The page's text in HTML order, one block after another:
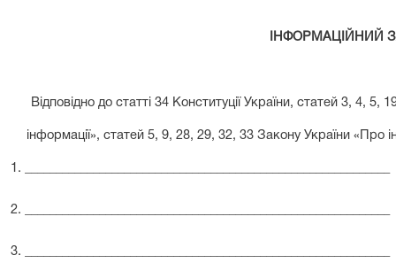
ІНФОРМАЦІЙНИЙ
Відповідно до статті 34 Конституції України, статей 3, 4, 5,
інформації», статей 5, 9, 28, 29, 32, 33 Закону України
1. ___________________________________________________________
2. ___________________________________________________________
3. ___________________________________________________________